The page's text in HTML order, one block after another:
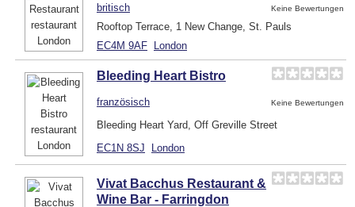
britisch Keine Bewertungen
Rooftop Terrace, 1 New Change, St. Pauls
EC4M 9AF London
Bleeding Heart Bistro
französisch Keine Bewertungen
Bleeding Heart Yard, Off Greville Street
EC1N 8SJ
London
Vivat Bacchus Restaurant &
Wine Bar - Farringdon